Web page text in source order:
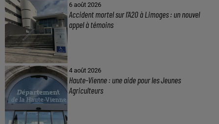
6 août 2026
Accident mortel sur l’A20 à Limoges : un nouvel
appel à témoins
4 août 2026
Haute-Vienne : une aide pour les Jeunes
Agriculteurs